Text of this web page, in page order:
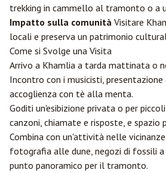
trekking in cammello al tramonto o a
Impatto sulla comunità Visitare
locali e preserva un patrimonio
Come si Svolge una Visita
Arrivo a Khamlia a tarda mattinata o
Incontro con i musicisti,
accoglienza con tè alla menta.
Goditi un'esibizione privata o per
canzoni, chiamate e risposte, e spazio
Combina con un'attività nelle
fotografia alle dune, negozi di fossili a
punto panoramico per il tramonto.